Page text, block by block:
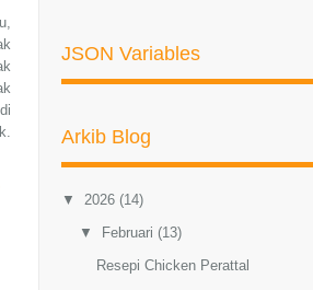
JSON Variables
Arkib Blog
▼ 2026 (14)
▼ Februari (13)
Resepi Chicken Perattal